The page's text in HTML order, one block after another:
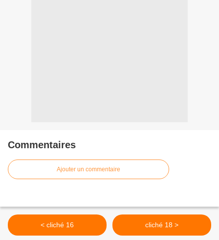
Commentaires
Ajouter un commentaire
< cliché 16 cliché 18 >